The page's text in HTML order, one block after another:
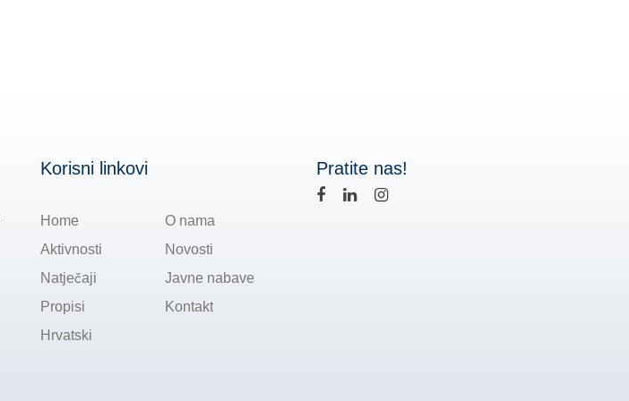
Korisni linkovi
Home
O nama
Aktivnosti
Novosti
Natječaji
Javne nabave
Propisi
Kontakt
Hrvatski
Pratite nas!